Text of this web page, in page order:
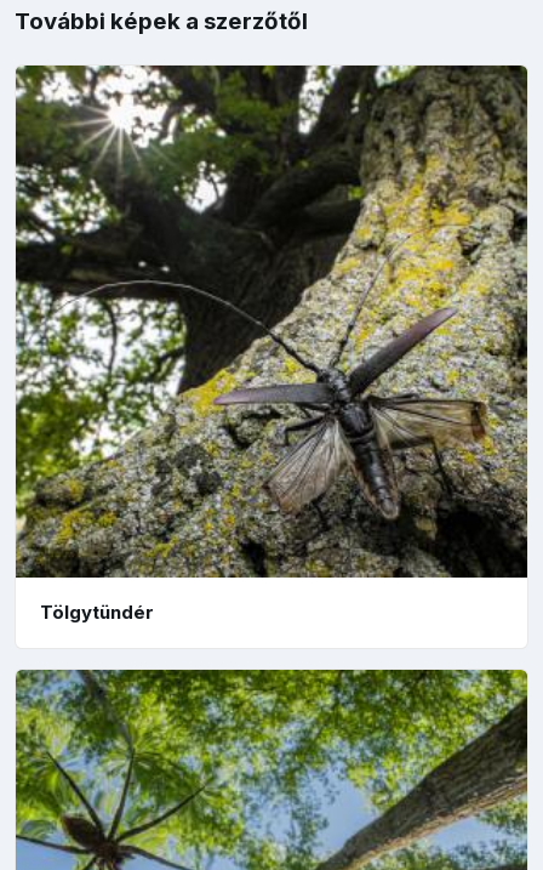
További képek a szerzőtől
Tölgytündér